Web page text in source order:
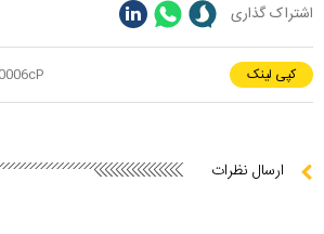
اشتراک گذاری
کپی لینک
ارسال نظرات